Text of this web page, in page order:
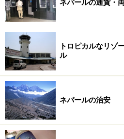
流れ込む滝“デビズフォール”と
ンゴ」フェワ湖の中央のにある
ー教の「
ます。
1日で効率よく回るには車の利
ンタサイクルもあるので、季節
色を眺めながら巡るのもよいで
ネパールの通貨・
トロピカルなリゾ
ル
ネパールの治安